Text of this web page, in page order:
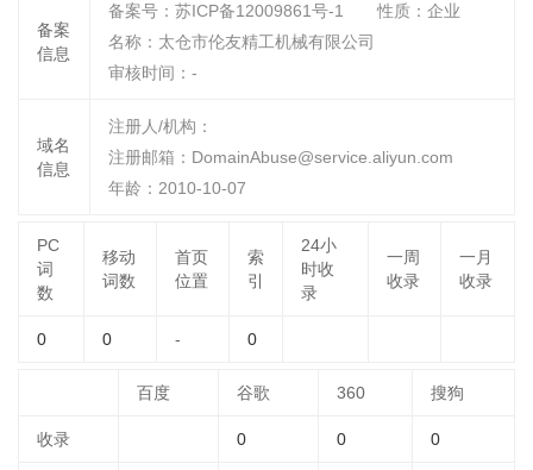
备案
信息
备案号：苏ICP备12009861号-1 性质： 企业
名称： 太仓市伦友精工机械有限公司
审核时间： -
域名
信息
注册人/机构：
注册邮箱：DomainAbuse@service.aliyun.com
年龄：2010-10-07
PC
词
数
移动
词数
首页
位置
索
引
24小
时收
录
一周
收录
一月
收录
0 0 - 0
百度 谷歌 360 搜狗
收录 0 0 0